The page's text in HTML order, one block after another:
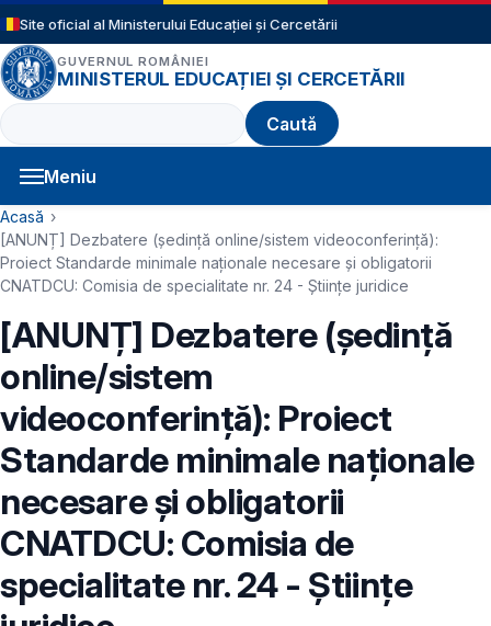
Sari la conținutul principal
Site oficial al Ministerului Educației și Cercetării
GUVERNUL ROMÂNIEI
MINISTERUL EDUCAȚIEI ȘI CERCETĂRII
Caută
Meniu
Navigație principală
Cale de navigare
Acasă
[ANUNȚ] Dezbatere (ședință online/sistem videoconferință):
Proiect Standarde minimale naționale necesare și obligatorii
CNATDCU: Comisia de specialitate nr. 24 - Științe juridice
[ANUNȚ] Dezbatere (ședință
online/sistem
videoconferință): Proiect
Standarde minimale naționale
necesare și obligatorii
CNATDCU: Comisia de
specialitate nr. 24 - Științe